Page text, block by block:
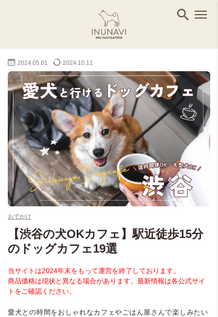
2024.05.01 2024.10.11
おでかけ
【渋谷の犬OKカフェ】駅近徒歩15分
のドッグカフェ19選
当サイトは2024年末をもって運営を終了しております。
商品価格は現状と異なる場合があります。最新情報は各公式サイ
トをご確認ください。
愛犬との時間をおしゃれなカフェやごはん屋さんで楽しみたい